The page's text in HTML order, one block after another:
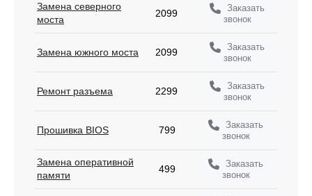
Замена северного
моста
2099
Заказать
звонок
Замена южного моста 2099
Заказать
звонок
Ремонт разъема 2299
Заказать
звонок
Прошивка BIOS 799
Заказать
звонок
Замена оперативной
памяти
499
Заказать
звонок